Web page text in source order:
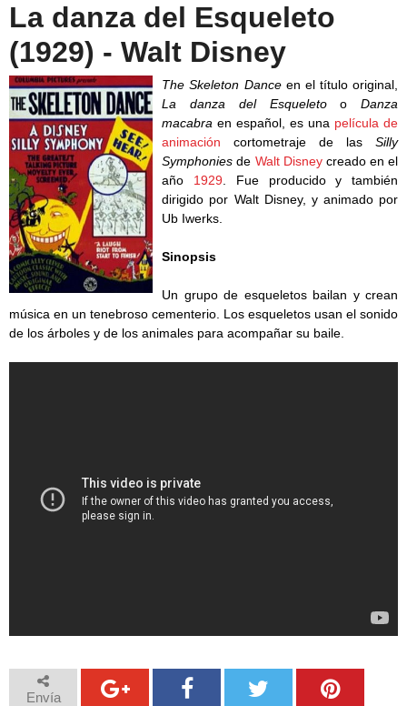
La danza del Esqueleto
(1929) - Walt Disney
The Skeleton Danceen el título original,
La danza del EsqueletooDanza
macabra en español, es una película de
animación cortometraje de las Silly
Symphonies de Walt Disneycreado en el
año 1929 . Fue producido y también
dirigido por Walt Disney, y animado por
Ub Iwerks.
Sinopsis
Un grupo de esqueletos bailan y crean
música en un tenebroso cementerio. Los esqueletos usan el sonido
de los árboles y de los animales para acompañar su baile.
Envía